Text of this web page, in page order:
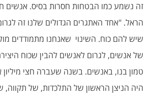
זה נשמע כמו הבטחות חסרות בסיס. אנשים
הראל. "אחד האתגרים הגדולים שלנו זה
שיש להם כוח. השינוי שאנחנו מתמודדים
של אנשים, לגרום לאנשים להבין שכוח
טמון בנו, באנשים. בשנה שעברה חצי מיליון
היה הניצן הראשון של התלכדות, של